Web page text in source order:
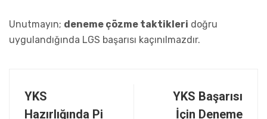
Unutmayın; deneme çözme taktikleri doğru
uygulandığında LGS başarısı kaçınılmazdır.
YKS
Hazırlığında Pi
YKS Başarısı
İçin Deneme